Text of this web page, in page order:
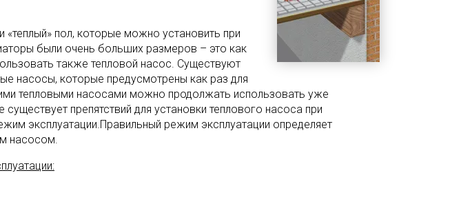
«теплый» пол, которые можно установить при
были очень больших размеров – это как
также тепловой насос. Существуют
насосы, которые предусмотрены как раз для
тепловыми насосами можно продолжать использовать уже
препятствий для установки теплового насоса при
эксплуатации.Правильный режим эксплуатации определяет
насосом.